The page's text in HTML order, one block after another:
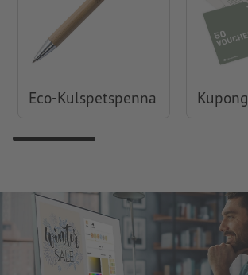
Eco-Kulspetspenna